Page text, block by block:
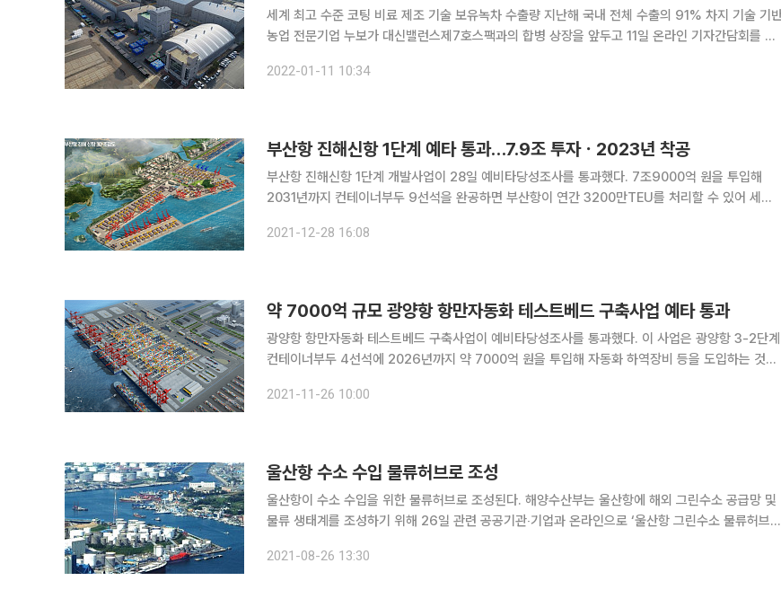
세계 최고 수준 코팅 비료 제조 기술 보유녹차 수출량 지난해 국내 전체 수출의 91% 차지 기술 기반
농업 전문기업 누보가 대신밸런스제7호스팩과의 합병 상장을 앞두고 11일 온라인 기자간담회를 통
발 활동으로 업계 내 기술 선도 업체로 지속 성장하고 있
2022-01-11 10:34
부산항 진해신항 1단계 예타 통과…7.9조 투자ㆍ2023년 착공
부산항 진해신항 1단계 개발사업이 28일 예비타당성조사를 통과했다. 7조9000억 원을 투입해
2031년까지 컨테이너부두 9선석을 완공하면 부산항이 연간 3200만TEU를 처리할 수 있어 세계
글로벌 물류거점 허브항만으로 육성하기 위해 추진 중인 부산항 진
2021-12-28 16:08
약 7000억 규모 광양항 항만자동화 테스트베드 구축사업 예타 통과
광양항 항만자동화 테스트베드 구축사업이 예비타당성조사를 통과했다. 이 사업은 광양항 3-2단계
컨테이너부두 4선석에 2026년까지 약 7000억 원을 투입해 자동화 하역장비 등을 도입하는 것을
항만자동화 테스트베드 구축사업이 예타를 통과했다고 26일 밝혔다.
2021-11-26 10:00
울산항 수소 수입 물류허브로 조성
울산항이 수소 수입을 위한 물류허브로 조성된다. 해양수산부는 울산항에 해외 그린수소 공급망 및
물류 생태계를 조성하기 위해 26일 관련 공공기관‧기업과 온라인으로 ‘울산항 그린수소 물류허브
2021-08-26 13:30